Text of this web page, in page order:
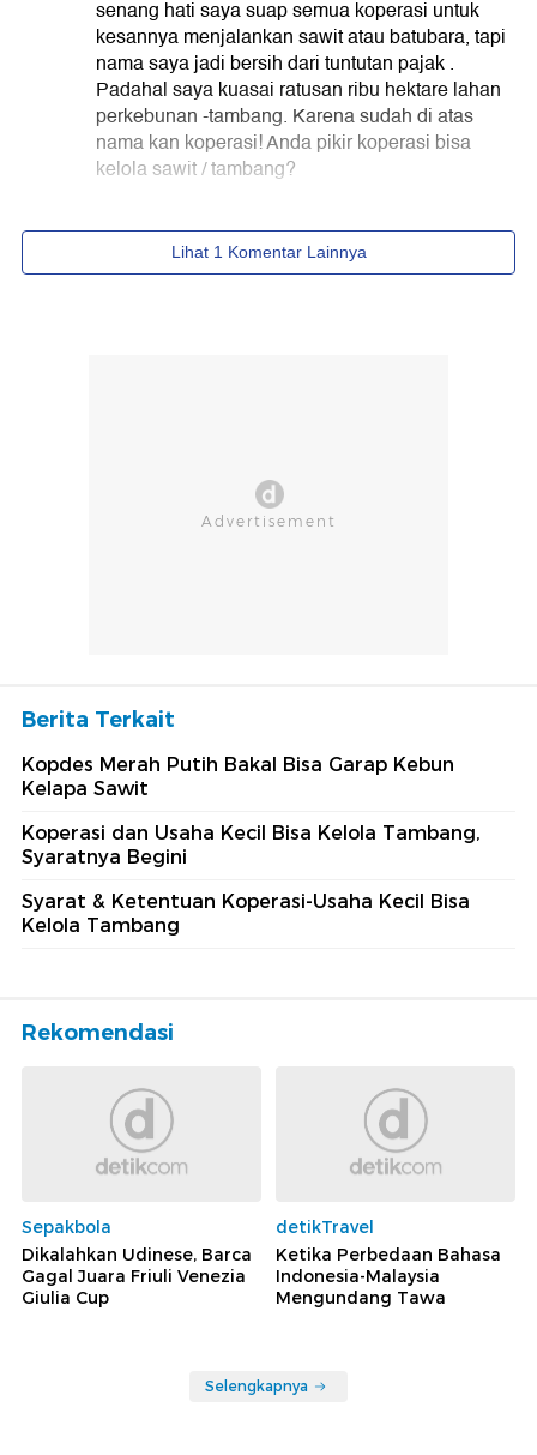
Berita Terkait
Kopdes Merah Putih Bakal Bisa Garap Kebun
Kelapa Sawit
Koperasi dan Usaha Kecil Bisa Kelola Tambang,
Syaratnya Begini
Syarat & Ketentuan Koperasi-Usaha Kecil Bisa
Kelola Tambang
Rekomendasi
Sepakbola
Dikalahkan Udinese, Barca
Gagal Juara Friuli Venezia
Giulia Cup
detikTravel
Ketika Perbedaan Bahasa
Indonesia-Malaysia
Mengundang Tawa
Selengkapnya